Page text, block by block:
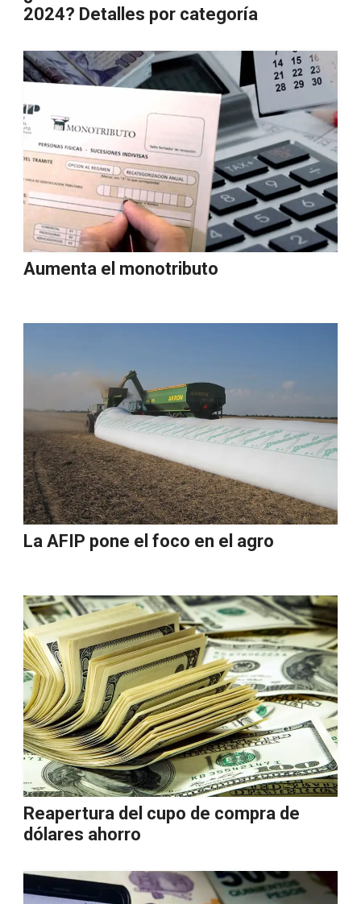
2024? Detalles por categoría
Aumenta el monotributo
La AFIP pone el foco en el agro
Reapertura del cupo de compra de
dólares ahorro